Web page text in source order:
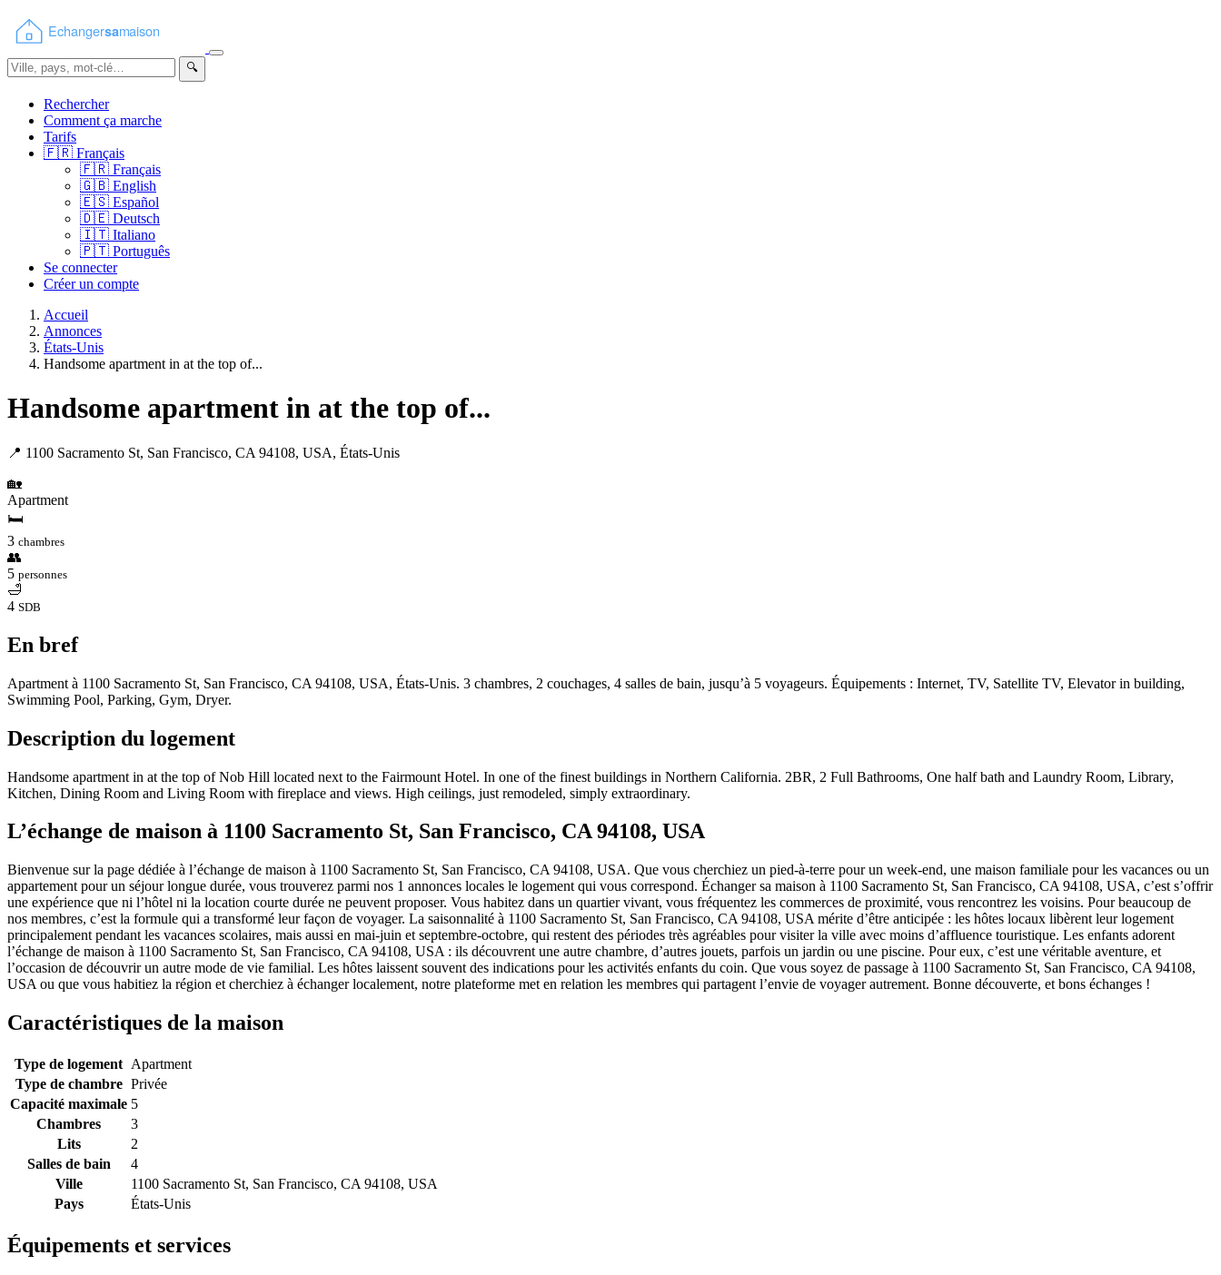
🔍
Rechercher
Comment ça marche
Tarifs
🇫🇷 Français
🇫🇷 Français
🇬🇧 English
🇪🇸 Español
🇩🇪 Deutsch
🇮🇹 Italiano
🇵🇹 Português
Se connecter
Créer un compte
Accueil
Annonces
États-Unis
Handsome apartment in at the top of...
Handsome apartment in at the top of...
📍 1100 Sacramento St, San Francisco, CA 94108, USA, États-Unis
🏡
Apartment
🛏
3 chambres
👥
5 personnes
🛁
4 SDB
En bref
Apartment à 1100 Sacramento St, San Francisco, CA 94108, USA, États-Unis. 3 chambres, 2 couchages, 4 salles de bain, jusqu’à 5 voyageurs. Équipements : Internet, TV, Satellite TV, Elevator in building,
Swimming Pool, Parking, Gym, Dryer.
Description du logement
Handsome apartment in at the top of Nob Hill located next to the Fairmount Hotel. In one of the finest buildings in Northern California. 2BR, 2 Full Bathrooms, One half bath and Laundry Room, Library,
Kitchen, Dining Room and Living Room with fireplace and views. High ceilings, just remodeled, simply extraordinary.
L’échange de maison à 1100 Sacramento St, San Francisco, CA 94108, USA
Bienvenue sur la page dédiée à l’échange de maison à 1100 Sacramento St, San Francisco, CA 94108, USA. Que vous cherchiez un pied-à-terre pour un week-end, une maison familiale pour les vacances ou un
appartement pour un séjour longue durée, vous trouverez parmi nos 1 annonces locales le logement qui vous correspond. Échanger sa maison à 1100 Sacramento St, San Francisco, CA 94108, USA, c’est s’offrir
une expérience que ni l’hôtel ni la location courte durée ne peuvent proposer. Vous habitez dans un quartier vivant, vous fréquentez les commerces de proximité, vous rencontrez les voisins. Pour beaucoup de
nos membres, c’est la formule qui a transformé leur façon de voyager. La saisonnalité à 1100 Sacramento St, San Francisco, CA 94108, USA mérite d’être anticipée : les hôtes locaux libèrent leur logement
principalement pendant les vacances scolaires, mais aussi en mai-juin et septembre-octobre, qui restent des périodes très agréables pour visiter la ville avec moins d’affluence touristique. Les enfants adorent
l’échange de maison à 1100 Sacramento St, San Francisco, CA 94108, USA : ils découvrent une autre chambre, d’autres jouets, parfois un jardin ou une piscine. Pour eux, c’est une véritable aventure, et
l’occasion de découvrir un autre mode de vie familial. Les hôtes laissent souvent des indications pour les activités enfants du coin. Que vous soyez de passage à 1100 Sacramento St, San Francisco, CA 94108,
USA ou que vous habitiez la région et cherchiez à échanger localement, notre plateforme met en relation les membres qui partagent l’envie de voyager autrement. Bonne découverte, et bons échanges !
Caractéristiques de la maison
Type de logement Apartment
Type de chambre Privée
Capacité maximale 5
Chambres
3
Lits
2
Salles de bain
4
Ville
1100 Sacramento St, San Francisco, CA 94108, USA
Pays
États-Unis
Équipements et services